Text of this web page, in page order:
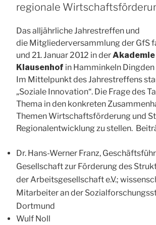
regionale
Das alljährliche Jahrestreffen und
die Mitgliederversammlung der GfS
und 21. Januar 2012 in derAkademie
Klausenhof in Hamminkeln
Im Mittelpunkt des Jahrestreffens
„Soziale Innovation“. Die Frage des
Thema in den konkreten
Themen Wirtschaftsförderung und
Regionalentwicklung zu stellen.
Dr. Hans-Werner Franz,
Gesellschaft zur Förderung des
der Arbeitsgesellschaft e.V.;
Mitarbeiter an der
Dortmund
Wulf Noll